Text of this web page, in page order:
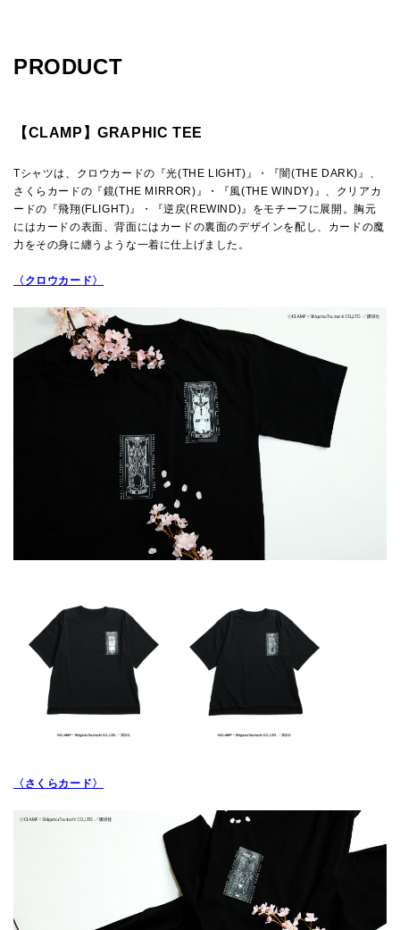
PRODUCT
【CLAMP】GRAPHIC TEE
Tシャツは、クロウカードの『光(THE LIGHT)』・『闇(THE DARK)』、
さくらカードの『鏡(THE MIRROR)』・『風(THE WINDY)』、クリアカ
ードの『飛翔(FLIGHT)』・『逆戻(REWIND)』をモチーフに展開。胸元
にはカードの表面、背面にはカードの裏面のデザインを配し、カードの魔
力をその身に纏うような一着に仕上げました。
〈クロウカード〉
〈さくらカード〉